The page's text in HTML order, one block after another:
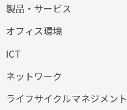
製品・サービス
オフィス環境
ICT
ネットワーク
ライフサイクルマネジメント